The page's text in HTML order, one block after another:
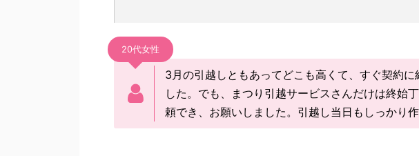
20代女性
3月の引越しともあってどこも高くて、すぐ契約
した。でも、まつり引越サービスさんだけは終始
頼でき、お願いしました。引越し当日もしっかり